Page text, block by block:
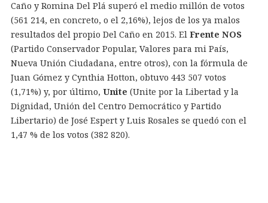
Caño y Romina Del Plá superó el medio millón de votos
(561 214, en concreto, o el 2,16%), lejos de los ya malos
resultados del propio Del Caño en 2015. El Frente NOS
(Partido Conservador Popular, Valores para mi País,
Nueva Unión Ciudadana, entre otros), con la fórmula de
Juan Gómez y Cynthia Hotton, obtuvo 443 507 votos
(1,71%) y, por último, Unite (Unite por la Libertad y la
Dignidad, Unión del Centro Democrático y Partido
Libertario) de José Espert y Luis Rosales se quedó con el
1,47 % de los votos (382 820).